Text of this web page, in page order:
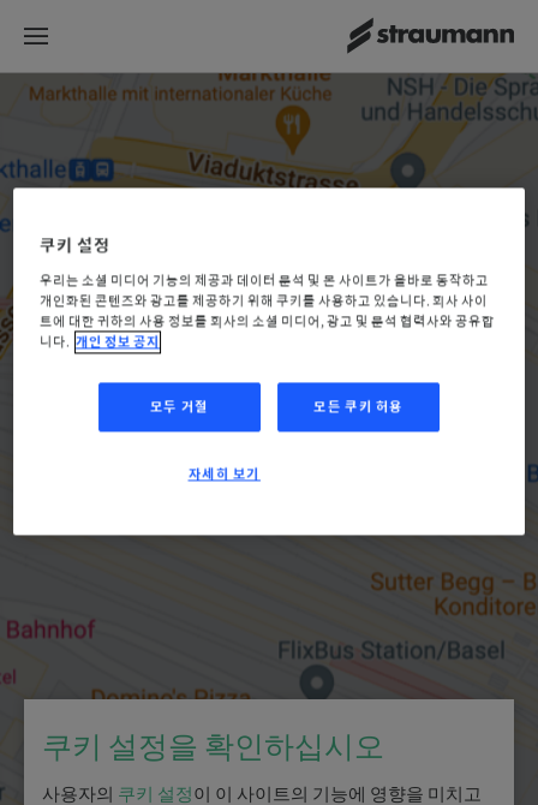
쿠키 설정을 확인하십시오
사용자의 쿠키 설정이 이 사이트의 기능에 영향을 미치고
쿠키 설정
우리는 소셜 미디어 기능의 제공과 데이터 분석 및 본 사이트가 올바로 동작하고
개인화된 콘텐츠와 광고를 제공하기 위해 쿠키를 사용하고 있습니다. 회사 사이
트에 대한 귀하의 사용 정보를 회사의 소셜 미디어, 광고 및 분석 협력사와 공유합
니다. 개인 정보 공지
모두 거절 모든 쿠키 허용
자세히 보기